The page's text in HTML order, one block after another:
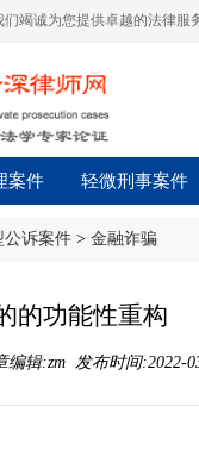
竭诚为您提供卓越的法律服
案件 轻微刑事案件
公诉案件 > 金融诈骗
的功能性重构
辑:zm 发布时间:2022-